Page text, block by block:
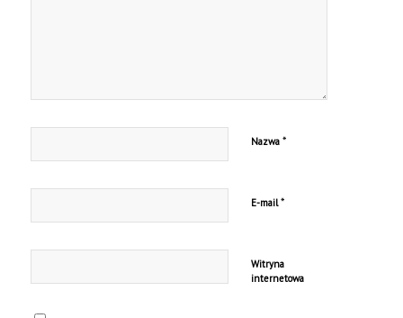
Nazwa *
E-mail*
Witryna
internetowa